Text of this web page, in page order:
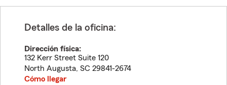
Detalles de la oficina:
Dirección física:
132 Kerr Street Suite 120
North Augusta, SC 29841-2674
Cómo llegar